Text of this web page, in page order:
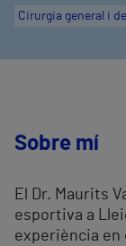
Cirurgia general i
Sobre mí
El Dr. Maurits
esportiva a
experiència en